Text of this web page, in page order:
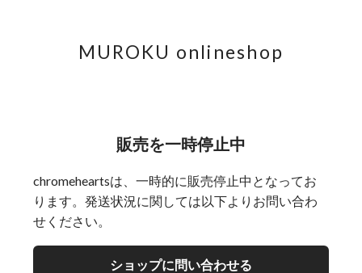
MUROKU onlineshop
販売を一時停止中
chromeheartsは、一時的に販売停止中となってお
ります。発送状況に関しては以下よりお問い合わ
せください。
ショップに問い合わせる